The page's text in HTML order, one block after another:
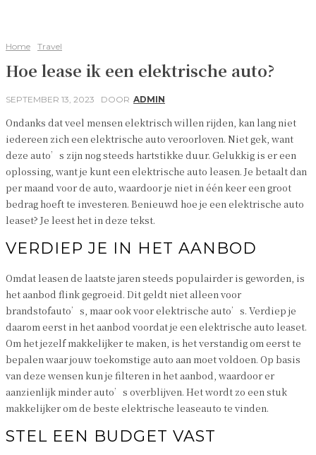
Home Travel
Hoe lease ik een elektrische auto?
SEPTEMBER 13, 2023 DOOR ADMIN
Ondanks dat veel mensen elektrisch willen rijden, kan lang niet
iedereen zich een elektrische auto veroorloven. Niet gek, want
deze auto’s zijn nog steeds hartstikke duur. Gelukkig is er een
oplossing, want je kunt een elektrische auto leasen. Je betaalt dan
per maand voor de auto, waardoor je niet in één keer een groot
bedrag hoeft te investeren. Benieuwd hoe je een elektrische auto
leaset? Je leest het in deze tekst.
VERDIEP JE IN HET AANBOD
Omdat leasen de laatste jaren steeds populairder is geworden, is
het aanbod flink gegroeid. Dit geldt niet alleen voor
brandstofauto’s, maar ook voor elektrische auto’s. Verdiep je
daarom eerst in het aanbod voordat je een elektrische auto leaset.
Om het jezelf makkelijker te maken, is het verstandig om eerst te
bepalen waar jouw toekomstige auto aan moet voldoen. Op basis
van deze wensen kun je filteren in het aanbod, waardoor er
aanzienlijk minder auto’s overblijven. Het wordt zo een stuk
makkelijker om de beste elektrische leaseauto te vinden.
STEL EEN BUDGET VAST